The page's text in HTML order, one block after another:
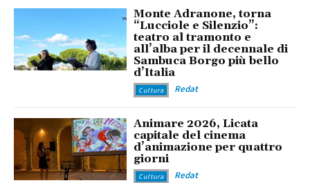
Monte Adranone, torna
“Lucciole e Silenzio”:
teatro al tramonto e
all’alba per il decennale di
Sambuca Borgo più bello
d’Italia
Cultura Redat
Animare 2026, Licata
capitale del cinema
d’animazione per quattro
giorni
Cultura Redat